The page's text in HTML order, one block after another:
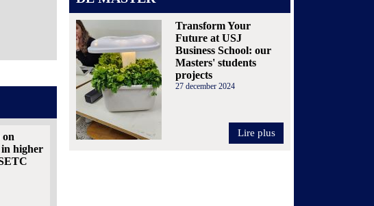
on
higher
Transform Your
Future at USJ
Business School: our
Masters' students
projects
27 december 2024
Lire plus